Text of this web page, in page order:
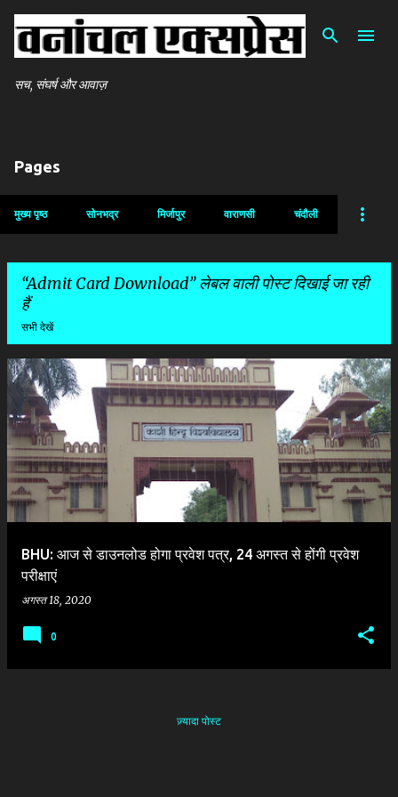
सीधे मुख्य सामग्री पर जाएं
सच, संघर्ष और आवाज़
Pages
मुख्य पृष्ठ सोनभद्र मिर्जापुर वाराणसी चंदौली
Admit Card Download लेबल वाली पोस्ट दिखाई जा रही
हैं
सभी देखें
सं
दे
श
BHU: आज से डाउनलोड होगा प्रवेश पत्र, 24 अगस्त से होंगी प्रवेश
परीक्षाएं
अगस्त 18, 2020
0
ज़्यादा पोस्ट